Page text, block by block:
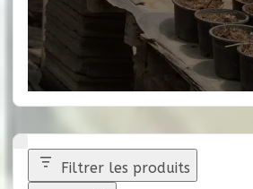
Filtrer les produits